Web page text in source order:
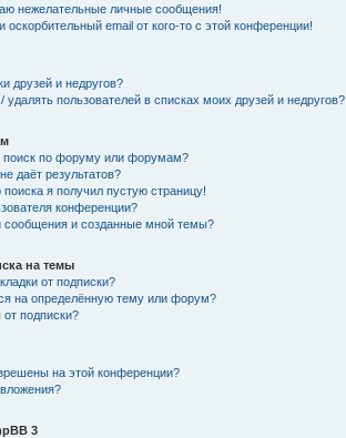
нежелательные личные сообщения!
оскорбительный email от кого-то с этой конференции!
друзей и недругов?
удалять пользователей в списках моих друзей и недругов?
поиск по форуму или форумам?
даёт результатов?
поиска я получил пустую страницу!
конференции?
сообщения и созданные мной темы?
на темы
от подписки?
на определённую тему или форум?
от подписки?
на этой конференции?
3